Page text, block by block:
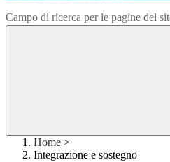
Campo di ricerca per le pagine del
Home >
Integrazione e sostegno